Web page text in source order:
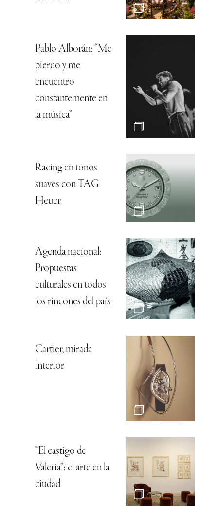
Pablo Alborán: “Me
pierdo y me
encuentro
constantemente en
la música”
Racing en tonos
suaves con TAG
Heuer
Agenda nacional:
Propuestas
culturales en todos
los rincones del país
Cartier, mirada
interior
“El castigo de
Valeria”: el arte en la
ciudad